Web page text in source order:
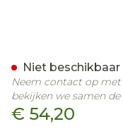
€ 54,20
Niet beschikbaar
Neem contact op
bekijken we samen